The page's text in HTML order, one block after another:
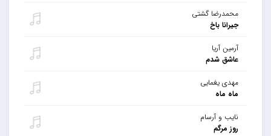
محمدرضا گشتی
جیرانا باخ
آرمین آریا
عاشق شدم
مهدی یغمایی
ماه ماه
نایب و آرسام
روز مرگم